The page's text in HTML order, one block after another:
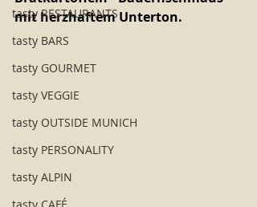
tasty RESTAURANTS
tasty BARS
tasty GOURMET
tasty VEGGIE
tasty OUTSIDE MUNICH
tasty PERSONALITY
tasty ALPIN
mit herzhaftem Unterton.